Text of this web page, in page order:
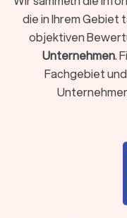
rechnen, während sich
20 € pro Quadratmeter
verschiedenen
und der gewählten
Spachtel- und
die Gesamtkosten
Wie finden Sie
Doch welche Aspekte
Anstreichers? Nutzen
Anbieter für Ihren
die in Ihrem Gebiet
objektiven
Unternehmen.
Fachgebiet